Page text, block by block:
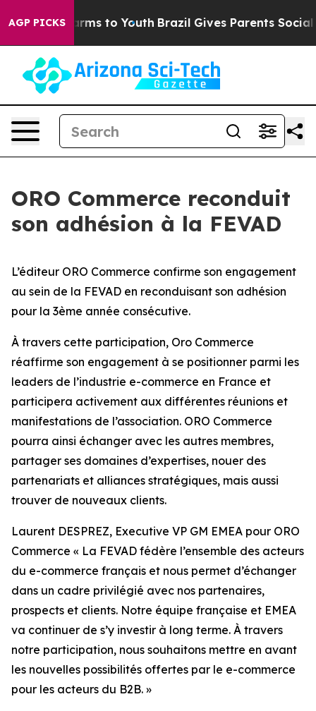
AGP PICKS
Abate Harms to Youth Brazil Gives Parents Social
ORO Commerce reconduit
son adhésion à la FEVAD
L’éditeur ORO Commerce confirme son engagement
au sein de la FEVAD en reconduisant son adhésion
pour la 3ème année consécutive.
À travers cette participation, Oro Commerce
réaffirme son engagement à se positionner parmi les
leaders de l’industrie e-commerce en France et
participera activement aux différentes réunions et
manifestations de l’association. ORO Commerce
pourra ainsi échanger avec les autres membres,
partager ses domaines d’expertises, nouer des
partenariats et alliances stratégiques, mais aussi
trouver de nouveaux clients.
Laurent DESPREZ, Executive VP GM EMEA pour ORO
Commerce « La FEVAD fédère l’ensemble des acteurs
du e-commerce français et nous permet d’échanger
dans un cadre privilégié avec nos partenaires,
prospects et clients. Notre équipe française et EMEA
va continuer de s’y investir à long terme. À travers
notre participation, nous souhaitons mettre en avant
les nouvelles possibilités offertes par le e-commerce
pour les acteurs du B2B. »